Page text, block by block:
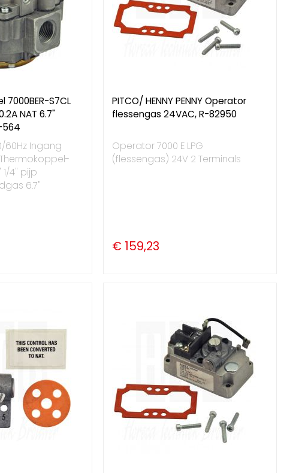
7000BER-S7CL
NAT 6.7"
564
60Hz Ingang
1/4" pijp
6.7"
PITCO/ HENNY PENNY Operator
flessengas 24VAC, R-82950
Operator 7000 E LPG
(flessengas) 24V 2 Terminals
€ 159,23